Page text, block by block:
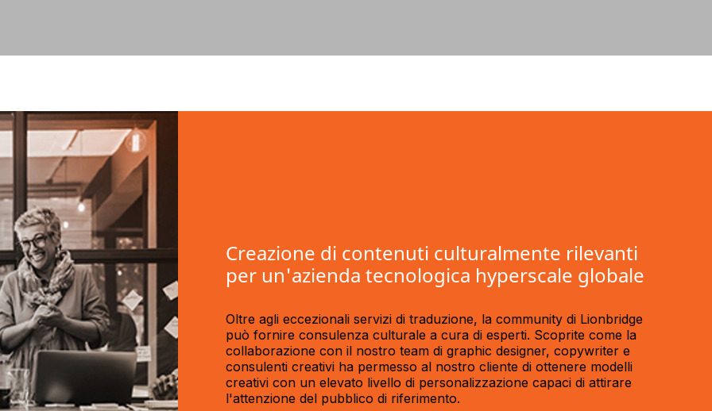
Creazione di contenuti culturalmente rilevanti
per un'azienda tecnologica hyperscale globale
Oltre agli eccezionali servizi di traduzione, la community di Lionbridge
può fornire consulenza culturale a cura di esperti. Scoprite come la
collaborazione con il nostro team di graphic designer, copywriter e
consulenti creativi ha permesso al nostro cliente di ottenere modelli
creativi con un elevato livello di personalizzazione capaci di attirare
l'attenzione del pubblico di riferimento.